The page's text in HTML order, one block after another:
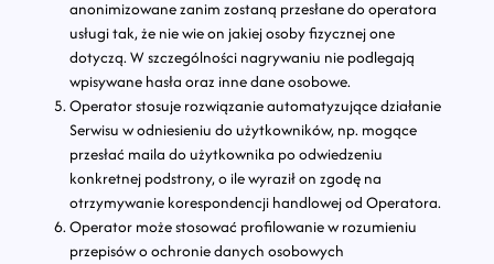
anonimizowane zanim zostaną przesłane do operatora
usługi tak, że nie wie on jakiej osoby fizycznej one
dotyczą. W szczególności nagrywaniu nie podlegają
wpisywane hasła oraz inne dane osobowe.
Operator stosuje rozwiązanie automatyzujące działanie
Serwisu w odniesieniu do użytkowników, np. mogące
przesłać maila do użytkownika po odwiedzeniu
konkretnej podstrony, o ile wyraził on zgodę na
otrzymywanie korespondencji handlowej od Operatora.
Operator może stosować profilowanie w rozumieniu
przepisów o ochronie danych osobowych